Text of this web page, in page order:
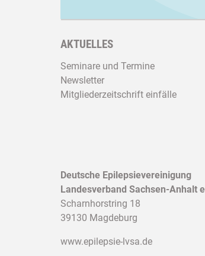
AKTUELLES
Seminare und Termine
Newsletter
Mitgliederzeitschrift einfälle
Deutsche Epilepsievereinigung
Landesverband Sachsen-Anhalt
Scharnhorstring 18
39130 Magdeburg
www.epilepsie-lvsa.de